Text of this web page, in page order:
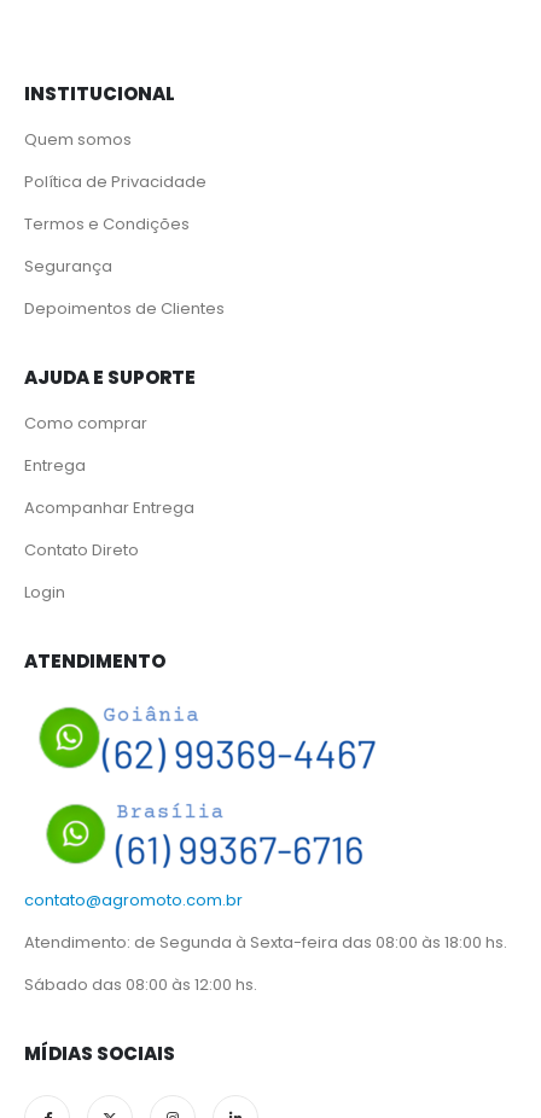
INSTITUCIONAL
Quem somos
Política de Privacidade
Termos e Condições
Segurança
Depoimentos de Clientes
AJUDA E SUPORTE
Como comprar
Entrega
Acompanhar Entrega
Contato Direto
Login
ATENDIMENTO
contato@agromoto.com.br
Atendimento: de Segunda à Sexta-feira das 08:00 às 18:00 hs.
Sábado das 08:00 às 12:00 hs.
MÍDIAS SOCIAIS